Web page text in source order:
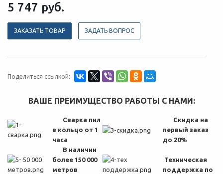
5 747 руб.
ЗАКАЗАТЬ ТОВАР ЗАДАТЬ ВОПРОС
Поделиться ссылкой:
ВАШЕ ПРЕИМУЩЕСТВО РАБОТЫ С НАМИ:
Сварка пил
в кольцо от 1
часа
Скидка на
первый заказ
до 20%
В наличии
более 150 000
метров
Техническая
поддержка по